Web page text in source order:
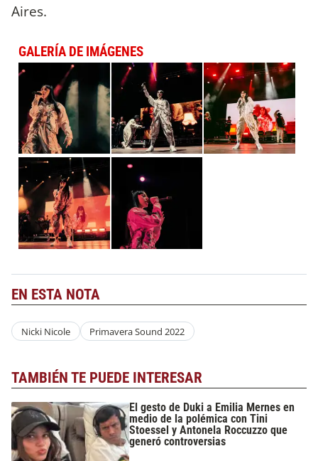
Aires.
GALERÍA DE IMÁGENES
EN ESTA NOTA
Nicki Nicole Primavera Sound 2022
TAMBIÉN TE PUEDE INTERESAR
El gesto de Duki a Emilia Mernes en
medio de la polémica con Tini
Stoessel y Antonela Roccuzzo que
generó controversias